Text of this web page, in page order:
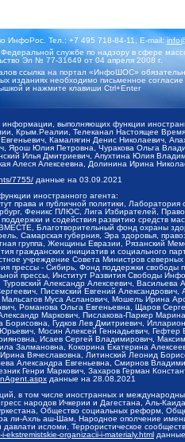
ИнфоРос. Тел.: +7 495 718-84-11, E-mail:
службе по надзору в сфере
Эл № 77-31649 от 04 апреля 2008 г.
ссылка на портал «ИнфоШОС»
изданиях необходимо письменное
и нажмите клавиши Ctrl+Enter
информации, выполняющих функции
Крым.Реалии, Телеканал Настоящее
Камалягин Денис Николаевич,
Ярош Юлия Петровна, Чуракова Ольга
Илья Дмитриевич, Апухтина Юлия
Алеся Алексеевна, Долинина Ирина
7755/ данные на 03.09.2021
иностранного агента:
права и публичной политики,
Феникс ПЛЮС, Лига Избирателей,
и содействия развитию средств
Благотворительный фонд охраны
Самарская губерния, Эра здоровья,
группа, Женщины Евразии, Рязанский
гражданских инициатив и социального
Совета Министров северных
прессы - Сибирь, Фонд поддержки
прессы, Институт Развития Свободы
Александр Алексеевич,
Писемский Евгений
Муса Асланович, Мошель Ирина
Романова Ольга Евгеньевна, Щаров
Маркович, Пислакова-Паркер
Борисовна, Гудков Лев Дмитриевич,
Мосин Алексей Геннадьевич,
Исаев Сергей Владимирович,
Залмановна, Кокорина Екатерина
Вячеславовна, Литинский Леонид
Александра Евгеньевна, Смирнов
Генри Маркович, Захаров Герман
данные на 28.08.2021
в том числе иностранных и
народов Ичкерии и Дагестана, Аль-
Общество социальных реформ,
ли-Ахль аш-Шам, Народное ополчение
давлати исломи, Террористическое
ekstremistskie-organizacii-i-materialy.html